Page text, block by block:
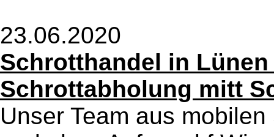
23.06.2020
Schrotthandel in
Schrottabholung mitt
Unser Team aus